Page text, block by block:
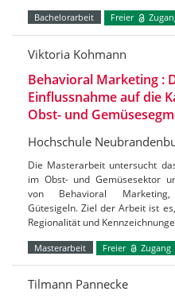
Bachelorarbeit Freier
Viktoria Kohmann
Behavioral Marketing :
Einflussnahme auf die
Obst- und
Hochschule
Die Masterarbeit untersucht
im Obst- und Gemüsesektor
von Behavioral Marketing,
Gütesigeln. Ziel der Arbeit ist
Regionalität und
Masterarbeit Freier Zugang
Tilmann Pannecke